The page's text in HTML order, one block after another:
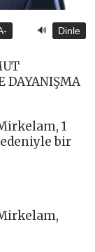
🔊 Dinle
DAYANIŞMA
1
bir